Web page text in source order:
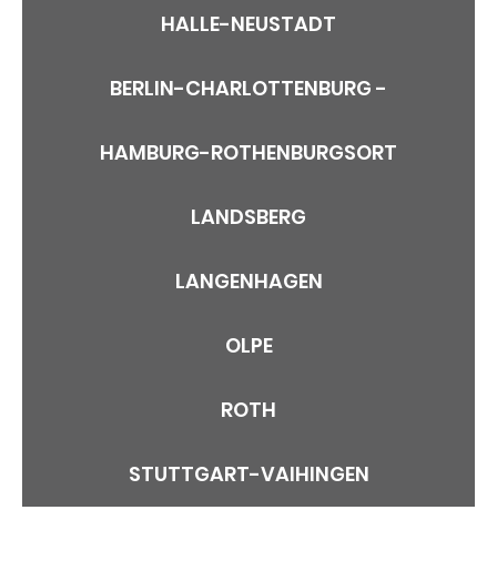
HALLE-NEUSTADT
BERLIN-CHARLOTTENBURG -
HAMBURG-ROTHENBURGSORT
LANDSBERG
LANGENHAGEN
OLPE
ROTH
STUTTGART-VAIHINGEN